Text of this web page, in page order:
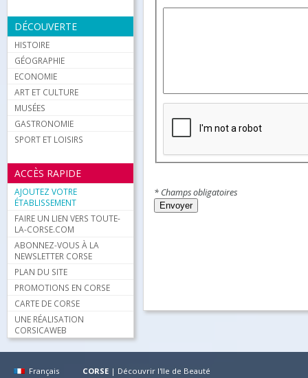
DÉCOUVERTE
HISTOIRE
GÉOGRAPHIE
ECONOMIE
ART ET CULTURE
MUSÉES
GASTRONOMIE
SPORT ET LOISIRS
ACCÈS RAPIDE
AJOUTEZ VOTRE
ÉTABLISSEMENT
FAIRE UN LIEN VERS TOUTE-
LA-CORSE.COM
ABONNEZ-VOUS À LA
NEWSLETTER CORSE
PLAN DU SITE
PROMOTIONS EN CORSE
CARTE DE CORSE
UNE RÉALISATION
CORSICAWEB
* Champs obligatoires
Français
CORSE | Découvrir l'Ile de Beauté